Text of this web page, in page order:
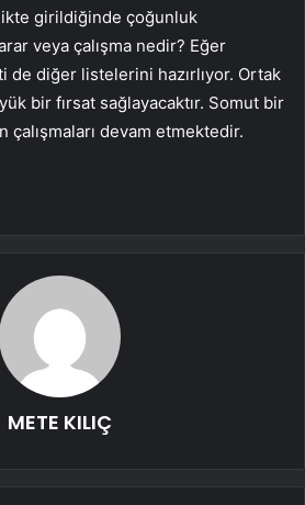
girildiğinde çoğunluk
veya çalışma nedir? Eğer
de diğer listelerini hazırlıyor. Ortak
bir fırsat sağlayacaktır. Somut bir
çalışmaları devam etmektedir.
METE KILIÇ